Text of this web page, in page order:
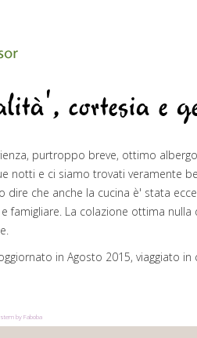
cortesia e
purtroppo breve, ottimo
notti e ci siamo trovati veramente
dire che anche la cucina è' stata
famigliare. La colazione ottima
in Agosto 2015, viaggiato in
by Faboba